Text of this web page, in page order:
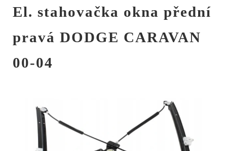
El. stahovačka okna přední
pravá DODGE CARAVAN
00-04